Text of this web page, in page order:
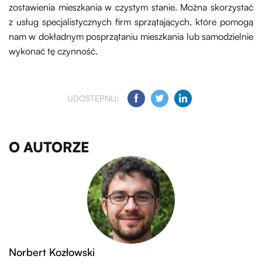
zostawienia mieszkania w czystym stanie. Można skorzystać
z usług specjalistycznych firm sprzątających, które pomogą
nam w dokładnym posprzątaniu mieszkania lub samodzielnie
wykonać tę czynność.
UDOSTĘPNIJ:
O AUTORZE
Norbert Kozłowski